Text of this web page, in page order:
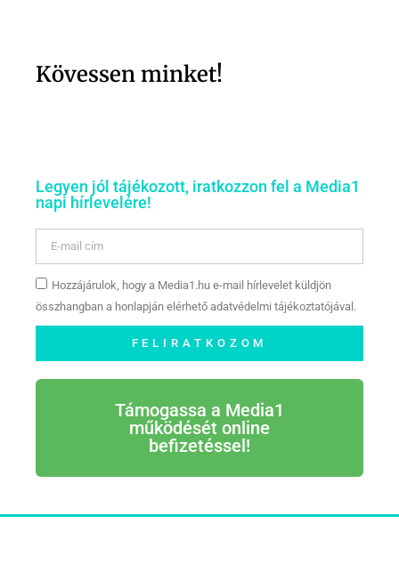
Kövessen minket!
Legyen jól tájékozott, iratkozzon fel a Media1
napi hírlevelére!
Hozzájárulok, hogy a Media1.hu e-mail hírlevelet küldjön
összhangban a honlapján elérhető adatvédelmi tájékoztatójával.
FELIRATKOZOM
Támogassa a Media1
működését online
befizetéssel!